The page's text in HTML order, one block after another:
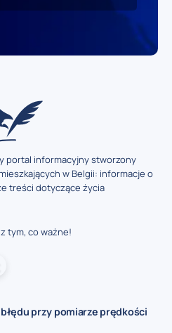
portal informacyjny stworzony
w Belgii: informacje o
treści dotyczące życia
tym, co ważne!
przy pomiarze prędkości